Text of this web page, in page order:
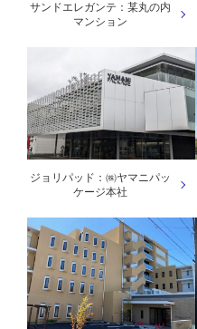
サンドエレガンテ：某丸の内
マンション
ジョリパッド：㈱ヤマニパッ
ケージ本社